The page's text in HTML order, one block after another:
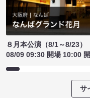
８月本公演（8/1～8/23）
08/09 09:30 開場 10:00
サ